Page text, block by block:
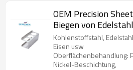
OEM Precision
Biegen von
Stanzteile
Kohlenstoffstahl,
Eisen usw
Oberflächenbehandlung:
Nickel-Beschichtung,